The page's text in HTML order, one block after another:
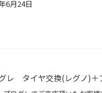
6月24日
レ タイヤ交換(レグノ)＋